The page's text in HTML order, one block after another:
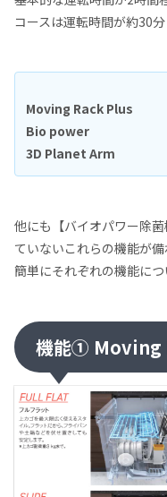
コースは運転時間が約30分
Moving Rack Plus
Bio power
3D Planet Arm
他にも【バイオパワー除
ていないこれらの機能が備
簡単にそれぞれの機能につ
機能① Moving